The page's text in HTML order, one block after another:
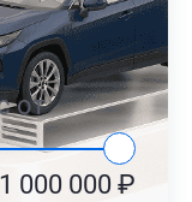
от
1 000 000 ₽